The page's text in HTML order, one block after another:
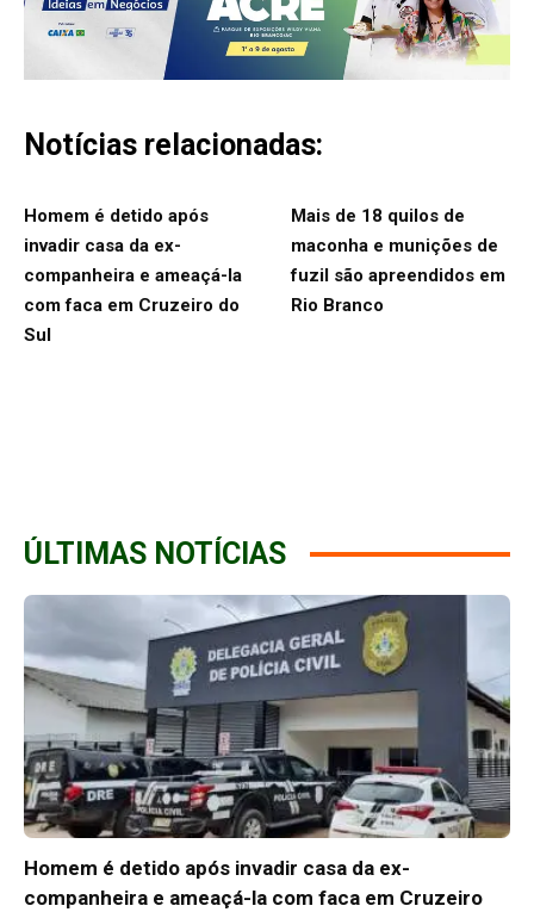
Notícias relacionadas:
Homem é detido após
invadir casa da ex-
companheira e ameaçá-la
com faca em Cruzeiro do
Sul
Mais de 18 quilos de
maconha e munições de
fuzil são apreendidos em
Rio Branco
ÚLTIMAS NOTÍCIAS
Homem é detido após invadir casa da ex-
companheira e ameaçá-la com faca em Cruzeiro